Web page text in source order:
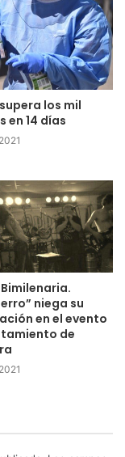
los mil
en 14 días
niega su
en el evento
de